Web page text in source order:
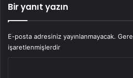
Bir yanıt yazın
E-posta adresiniz yayınlanmayacak.
işaretlenmişlerdir